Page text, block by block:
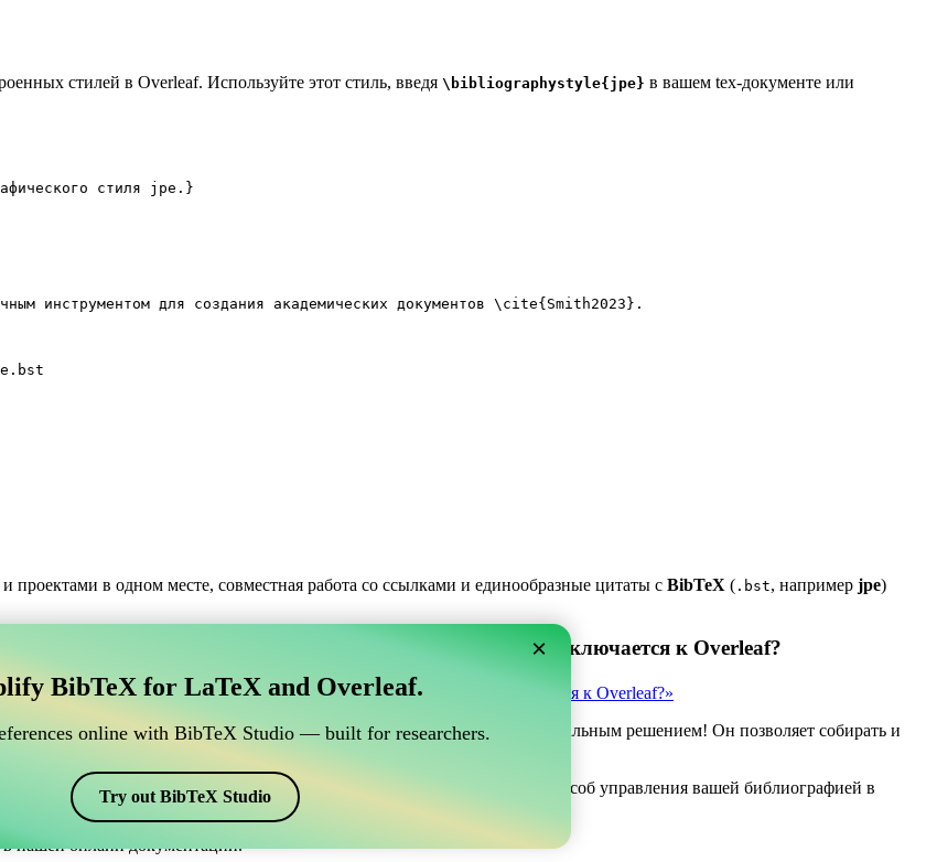
стилей в Overleaf. Используйте этот стиль, введя \bibliographystyle{jpe} в вашем tex-документе или
стиля jpe.}
инструментом для создания академических документов \cite{ Smith2023 }.
и проектами в одном месте, совместная работа со ссылками и единообразные цитаты с BibTeX ( .bst, например jpe)
для управления вашими ссылками BibTeX, который подключается к Overleaf?
для управления вашими ссылками BibTeX, который подключается к Overleaf?»
цитатами и библиографией в Overleaf, CiteDrive может быть идеальным решением! Он позволяет собирать и
актуальность записей BibTeX в вашем проекте Overleaf.
в различных стилях, включая jpe. Так что если вы ищете простой способ управления вашей библиографией в
нашей онлайн документации.
×
BibTeX for LaTeX and Overleaf.
online with BibTeX Studio — built for researchers.
Try out BibTeX Studio